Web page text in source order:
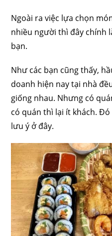
Ngoài ra việc lựa chọn
nhiều người thì đây chính
bạn.
Như các bạn cũng thấy,
doanh hiện nay tại nhà
giống nhau. Nhưng có
có quán thì lại ít khách.
lưu ý ở đây.